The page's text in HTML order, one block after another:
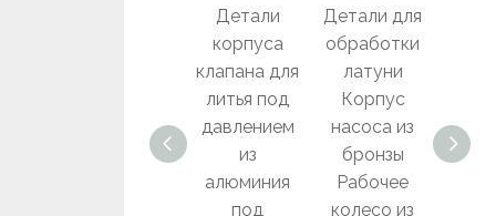
насоса для
литья под
Детали
корпуса
клапана для
литья под
давлением
из
алюминия
под
Детали для
обработки
латуни
Корпус
насоса из
бронзы
Рабочее
колесо из